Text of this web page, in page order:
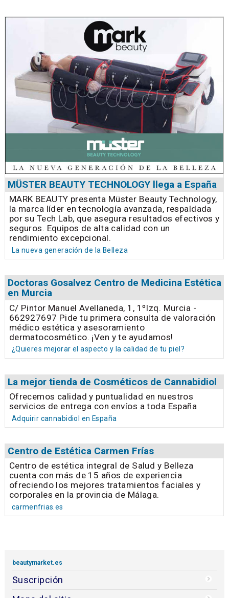
MÜSTER BEAUTY TECHNOLOGY llega a España
MARK BEAUTY presenta Müster Beauty Technology,
la marca líder en tecnología avanzada, respaldada
por su Tech Lab, que asegura resultados efectivos y
seguros. Equipos de alta calidad con un
rendimiento excepcional.
La nueva generación de la Belleza
Doctoras Gosalvez Centro de Medicina Estética
en Murcia
C/ Pintor Manuel Avellaneda, 1, 1ºIzq. Murcia -
662927697 Pide tu primera consulta de valoración
médico estética y asesoramiento
dermatocosmético. ¡Ven y te ayudamos!
¿Quieres mejorar el aspecto y la calidad de tu piel?
La mejor tienda de Cosméticos de Cannabidiol
Ofrecemos calidad y puntualidad en nuestros
servicios de entrega con envíos a toda España
Adquirir cannabidiol en España
Centro de Estética Carmen Frías
Centro de estética integral de Salud y Belleza
cuenta con más de 15 años de experiencia
ofreciendo los mejores tratamientos faciales y
corporales en la provincia de Málaga.
carmenfrias.es
beautymarket.es
Suscripción